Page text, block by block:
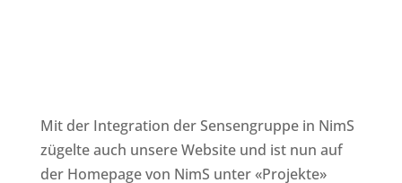
Mit der Integration der Sensengruppe in NimS
zügelte auch unsere Website und ist nun auf
der Homepage von NimS unter «Projekte»